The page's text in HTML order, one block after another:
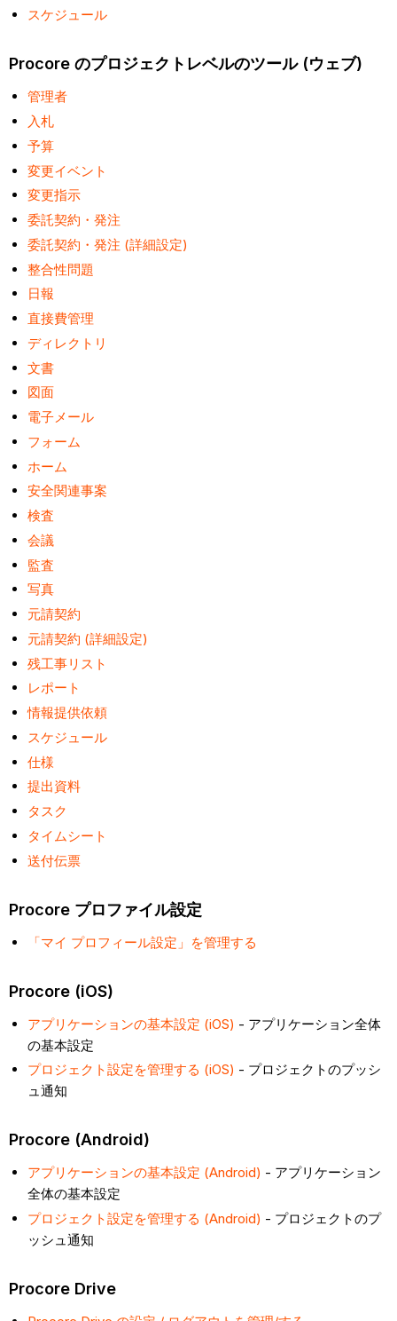
スケジュール
Procore のプロジェクトレベルのツール (ウェブ)
管理者
入札
予算
変更イベント
変更指示
委託契約・発注
委託契約・発注 (詳細設定)
整合性問題
日報
直接費管理
ディレクトリ
文書
図面
電子メール
フォーム
ホーム
安全関連事案
検査
会議
監査
写真
元請契約
元請契約 (詳細設定)
残工事リスト
レポート
情報提供依頼
スケジュール
仕様
提出資料
タスク
タイムシート
送付伝票
Procore プロファイル設定
「マイ プロフィール設定」を管理する
Procore (iOS)
アプリケーションの基本設定 (iOS) - アプリケーション全体
の基本設定
プロジェクト設定を管理する (iOS) - プロジェクトのプッシ
ュ通知
Procore (Android)
アプリケーションの基本設定 (Android) - アプリケーション
全体の基本設定
プロジェクト設定を管理する (Android) - プロジェクトのプ
ッシュ通知
Procore Drive